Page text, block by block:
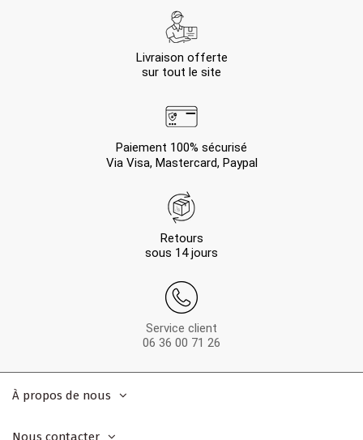
Livraison offerte
sur tout le site
Paiement 100% sécurisé
Via Visa, Mastercard, Paypal
Retours
sous 14 jours
Service client
06 36 00 71 26
À propos de nous